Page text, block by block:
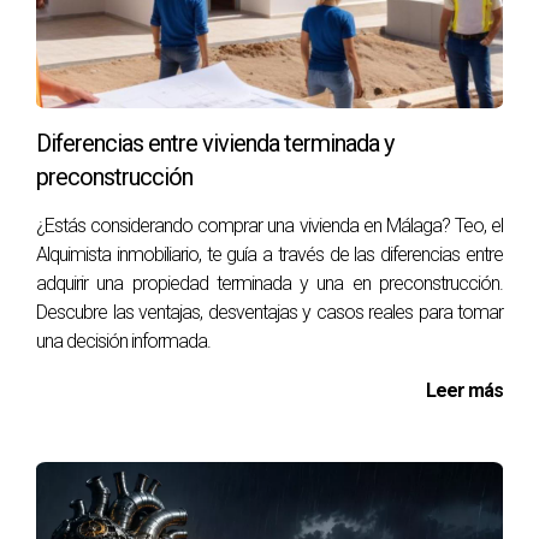
“Teo, no quiero complicar mi despacho con
temas inmobiliarios.”
Y yo le contesté:
“Perfecto. Entonces deja que otros se
compliquen mientras ellos facturan por ti.”
Rió. Pero un mes después me escribió desde Marbella.
las operaciones que antes supervisaba… ahora le pagaban
Moraleja: la ironía más fina es cuando un abogado
descubre que el contrato más rentable de su carrera… es el
Diferencias entre vivienda terminada y
preconstrucción
¿Estás considerando comprar una vivienda en Málaga? Teo, el
Alquimista inmobiliario, te guía a través de las diferencias entre
adquirir una propiedad terminada y una en preconstrucción.
Descubre las ventajas, desventajas y casos reales para tomar
una decisión informada.
Leer más